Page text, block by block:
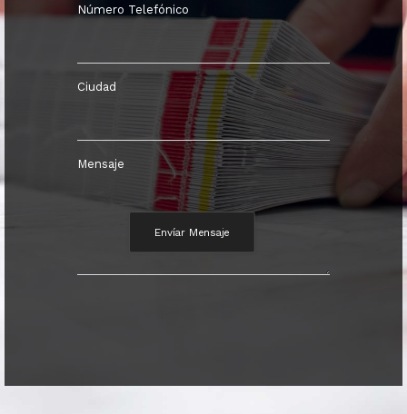
Número Telefónico
Ciudad
Mensaje